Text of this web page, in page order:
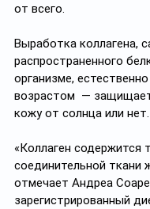
от всего.
Выработка коллагена,
распространенного
организме,
возрастом  —
кожу от солнца или нет.
«Коллаген содержится
соединительной ткани
отмечает Андреа
зарегистрированный